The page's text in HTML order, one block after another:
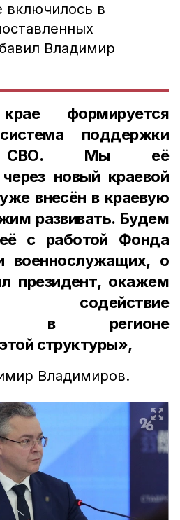
включилось в
Владимир
формируется
поддержки
СВО. Мы её
новый краевой
внесён в краевую
развивать. Будем
её с работой Фонда
военнослужащих, о
президент, окажем
содействие
в регионе
структуры»,
Владимиров.